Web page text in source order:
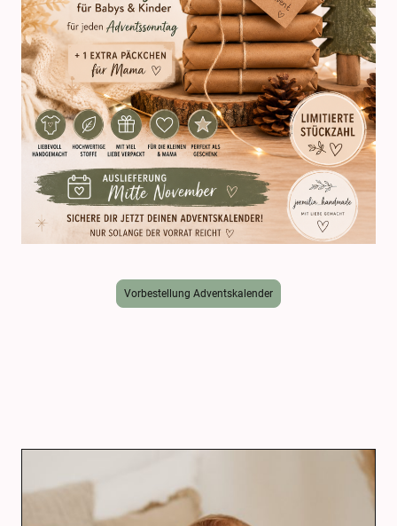
Vorbestellung Adventskalender